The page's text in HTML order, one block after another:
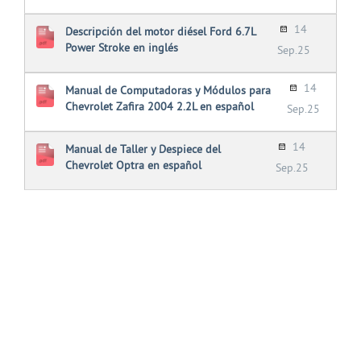
Descripción del motor diésel Ford 6.7L
Power Stroke en inglés
14
Sep.25
Manual de Computadoras y Módulos para
Chevrolet Zafira 2004 2.2L en español
14
Sep.25
Manual de Taller y Despiece del
Chevrolet Optra en español
14
Sep.25